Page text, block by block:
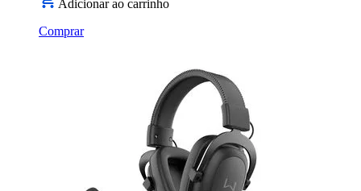
Adicionar ao carrinho
Comprar